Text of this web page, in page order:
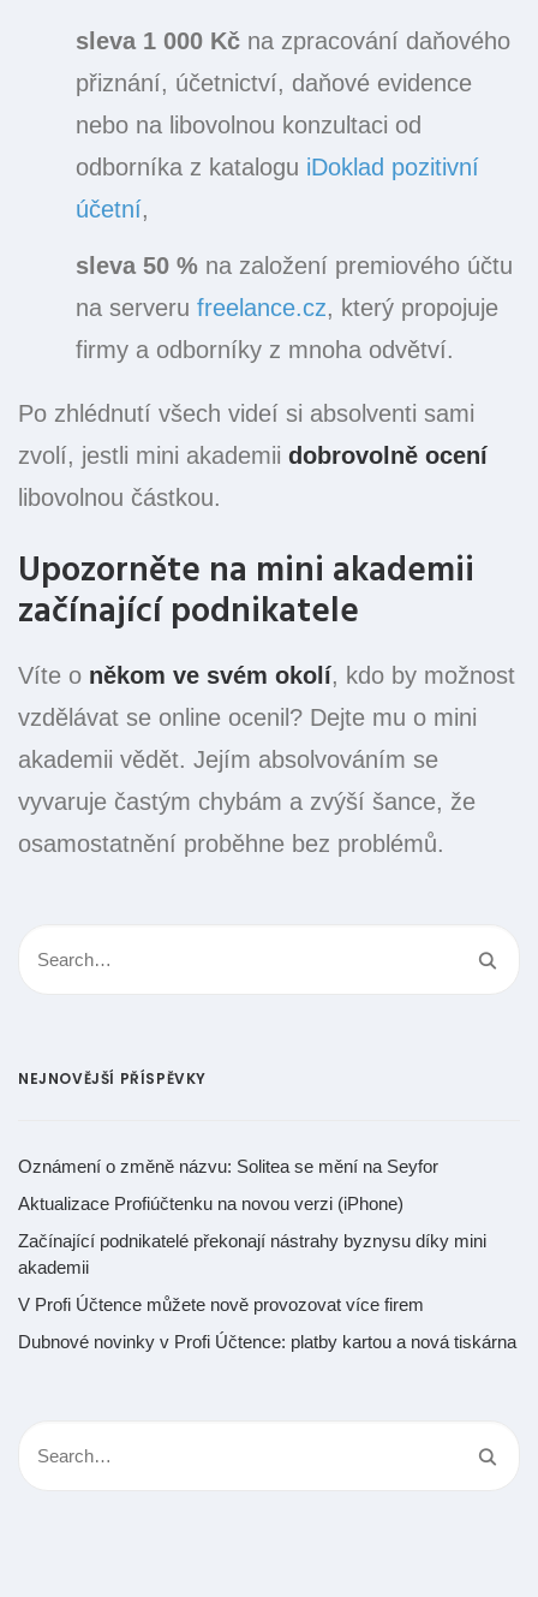
sleva 1 000 Kč na zpracování daňového
přiznání, účetnictví, daňové evidence
nebo na libovolnou konzultaci od
odborníka z katalogu iDoklad pozitivní
účetní,
sleva 50 % na založení premiového účtu
na serveru freelance.cz, který propojuje
firmy a odborníky z mnoha odvětví.
Po zhlédnutí všech videí si absolventi sami
zvolí, jestli mini akademii dobrovolně ocení
libovolnou částkou.
Upozorněte na mini akademii
začínající podnikatele
Víte o někom ve svém okolí, kdo by možnost
vzdělávat se online ocenil? Dejte mu o mini
akademii vědět. Jejím absolvováním se
vyvaruje častým chybám a zvýší šance, že
osamostatnění proběhne bez problémů.
NEJNOVĚJŠÍ PŘÍSPĚVKY
Oznámení o změně názvu: Solitea se mění na Seyfor
Aktualizace Profiúčtenku na novou verzi (iPhone)
Začínající podnikatelé překonají nástrahy byznysu díky mini
akademii
V Profi Účtence můžete nově provozovat více firem
Dubnové novinky v Profi Účtence: platby kartou a nová tiskárna